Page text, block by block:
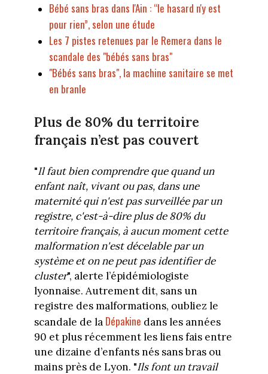
Bébé sans bras dans l'Ain : “le hasard n'y est
pour rien”, selon une étude
Les 7 pistes retenues par le Remera dans le
scandale des "bébés sans bras"
"Bébés sans bras", la machine sanitaire se met
en branle
Plus de 80% du territoire
français n’est pas couvert
"Il faut bien comprendre que quand un
enfant naît, vivant ou pas, dans une
maternité qui n'est pas surveillée par un
registre, c'est-à-dire plus de 80% du
territoire français, à aucun moment cette
malformation n'est décelable par un
système et on ne peut pas identifier de
cluster", alerte l’épidémiologiste
lyonnaise. Autrement dit, sans un
registre des malformations, oubliez le
scandale de la Dépakine dans les années
90 et plus récemment les liens fais entre
une dizaine d’enfants nés sans bras ou
mains près de Lyon. "Ils font un travail